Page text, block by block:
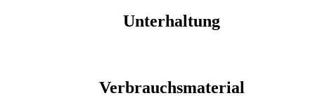
Unterhaltung
Verbrauchsmaterial